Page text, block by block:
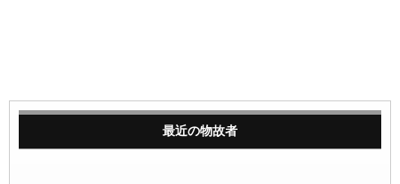
最近の物故者